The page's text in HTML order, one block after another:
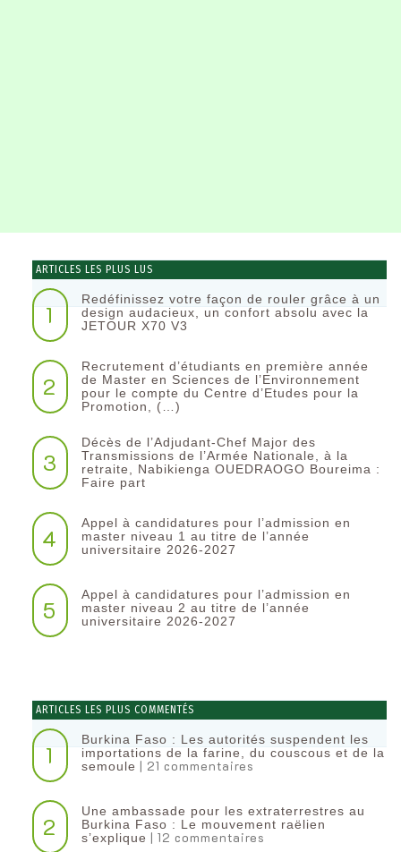
ARTICLES LES PLUS LUS
1
Redéfinissez votre façon de rouler grâce à un
design audacieux, un confort absolu avec la
JETOUR X70 V3
2
Recrutement d’étudiants en première année
de Master en Sciences de l’Environnement
pour le compte du Centre d’Etudes pour la
Promotion, (…)
3
Décès de l’Adjudant-Chef Major des
Transmissions de l’Armée Nationale, à la
retraite, Nabikienga OUEDRAOGO Boureima :
Faire part
4
Appel à candidatures pour l’admission en
master niveau 1 au titre de l’année
universitaire 2026-2027
5
Appel à candidatures pour l’admission en
master niveau 2 au titre de l’année
universitaire 2026-2027
ARTICLES LES PLUS COMMENTÉS
1
Burkina Faso : Les autorités suspendent les
importations de la farine, du couscous et de la
semoule | 21 commentaires
2
Une ambassade pour les extraterrestres au
Burkina Faso : Le mouvement raëlien
s’explique | 12 commentaires